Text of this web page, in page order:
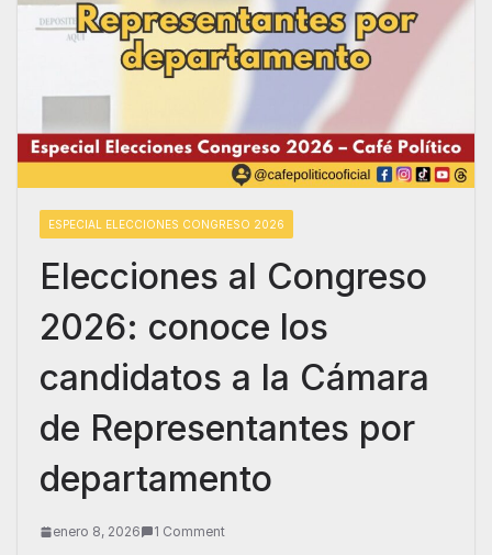
ESPECIAL ELECCIONES CONGRESO 2026
Elecciones al Congreso
2026: conoce los
candidatos a la Cámara
de Representantes por
departamento
enero 8, 2026 1 Comment